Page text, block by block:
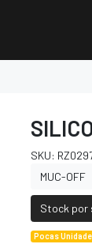
SKU:
MUC-OFF
Stock por
Pocas